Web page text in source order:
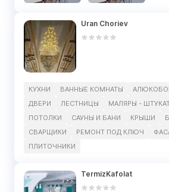
Uran Choriev
КУХНИ ВАННЫЕ КОМНАТЫ
ДВЕРИ
ЛЕСТНИЦЫ МАЛЯРЫ -
ПОТОЛКИ
САУНЫ И БАНИ КРЫШИ
СВАРЩИКИ
РЕМОНТ ПОД КЛЮЧ
ПЛИТОЧНИКИ
TermizKafolat